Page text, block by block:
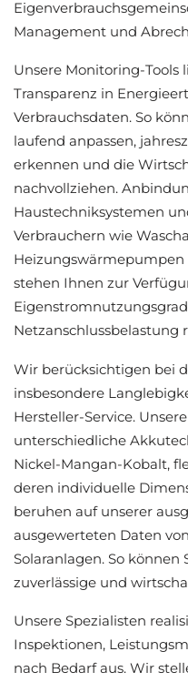
Management und
Unsere Monitoring-Tools
Transparenz in
Verbrauchsdaten. So
laufend anpassen,
erkennen und die
nachvollziehen.
Haustechniksystemen
Verbrauchern wie
stehen Ihnen zur
Netzanschlussbelastung
Wir berücksichtigen bei
insbesondere
Hersteller-Service.
unterschiedliche
Nickel-Mangan-Kobalt,
deren individuelle
beruhen auf unserer
ausgewerteten Daten
Solaranlagen. So können
zuverlässige und
Unsere Spezialisten
Inspektionen,
nach Bedarf aus. Wir